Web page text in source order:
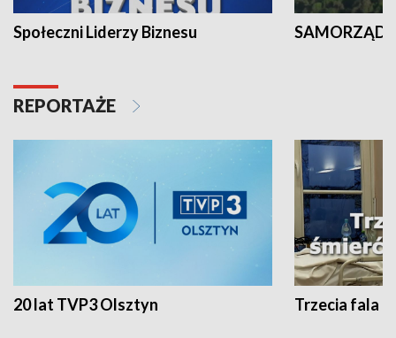
Społeczni Liderzy Biznesu SAMORZĄD
REPORTAŻE
20 lat TVP3 Olsztyn Trzecia fala -